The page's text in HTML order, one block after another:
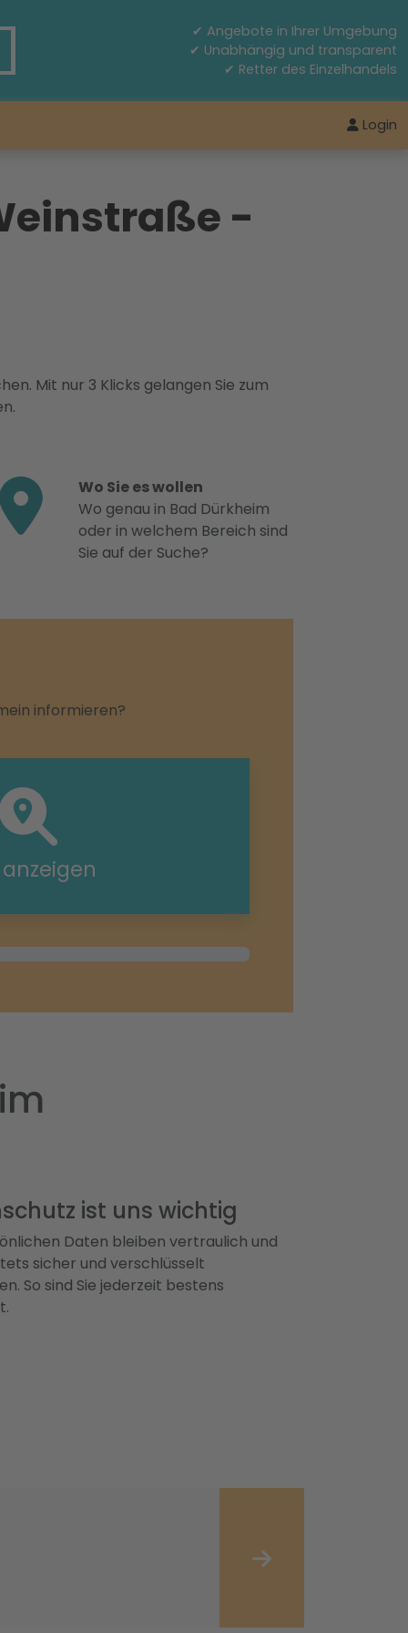
✔ Angebote in Ihrer Umgebung
✔ Unabhängig und transparent
✔ Retter des Einzelhandels
Login
-
Mit nur 3 Klicks gelangen Sie zum
Wo Sie es wollen
Wo genau in Bad Dürkheim
oder in welchem Bereich sind
Sie auf der Suche?
informieren?
ist uns wichtig
Daten bleiben vertraulich und
sicher und verschlüsselt
So sind Sie jederzeit bestens